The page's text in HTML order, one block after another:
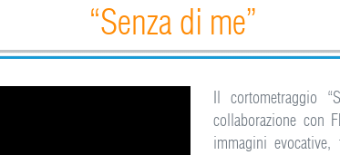
“Senza di me”
Il cortometraggio
collaborazione con
immagini